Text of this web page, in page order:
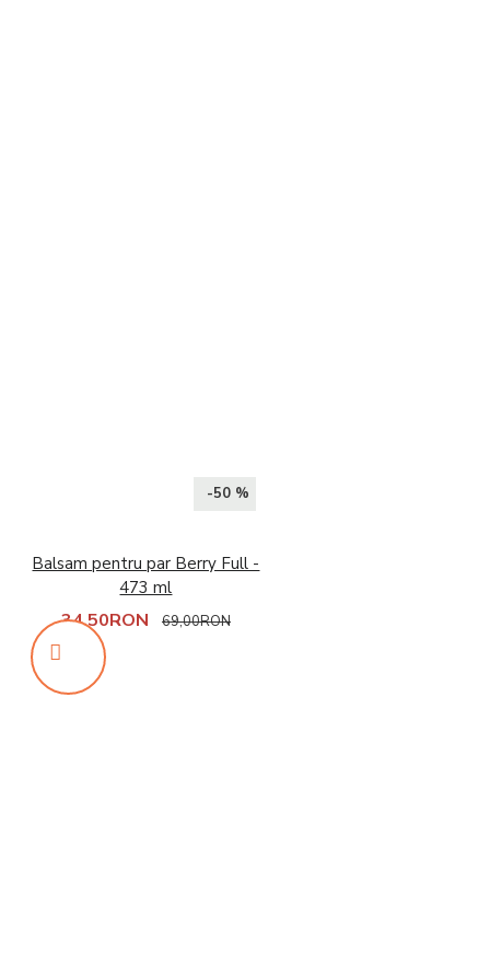
-50 %
Balsam pentru par Berry Full -
473 ml
34,50RON 69,00RON